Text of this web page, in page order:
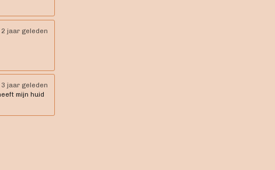
2 jaar geleden
3 jaar geleden
mijn huid